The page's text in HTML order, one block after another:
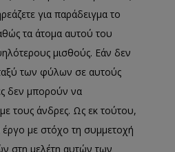
για παράδειγμα το
τα άτομα αυτού του
μισθούς. Εάν δεν
των φύλων σε αυτούς
δεν μπορούν να
τους άνδρες. Ως εκ τούτου,
έργο με στόχο τη συμμετοχή
στη μελέτη αυτών των